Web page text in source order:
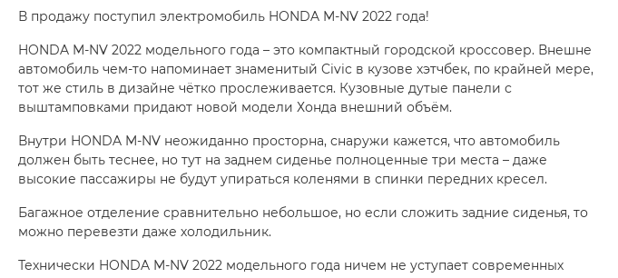
В продажу поступил электромобиль HONDA M-NV 2022 года!
HONDA M-NV 2022 модельного года – это компактный городской кроссовер. Внешне
автомобиль чем-то напоминает знаменитый Civic в кузове хэтчбек, по крайней мере,
тот же стиль в дизайне чётко прослеживается. Кузовные дутые панели с
выштамповками придают новой модели Хонда внешний объём.
Внутри HONDA M-NV неожиданно просторна, снаружи кажется, что автомобиль
должен быть теснее, но тут на заднем сиденье полноценные три места – даже
высокие пассажиры не будут упираться коленями в спинки передних кресел.
Багажное отделение сравнительно небольшое, но если сложить задние сиденья, то
можно перевезти даже холодильник.
Технически HONDA M-NV 2022 модельного года ничем не уступает современных